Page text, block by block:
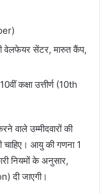
वेलफेयर सेंटर, मारुत कैंप,
कक्षा उत्तीर्ण (10th
वाले उम्मीदवारों की
आयु की गणना 1
नियमों के अनुसार,
दी जाएगी।